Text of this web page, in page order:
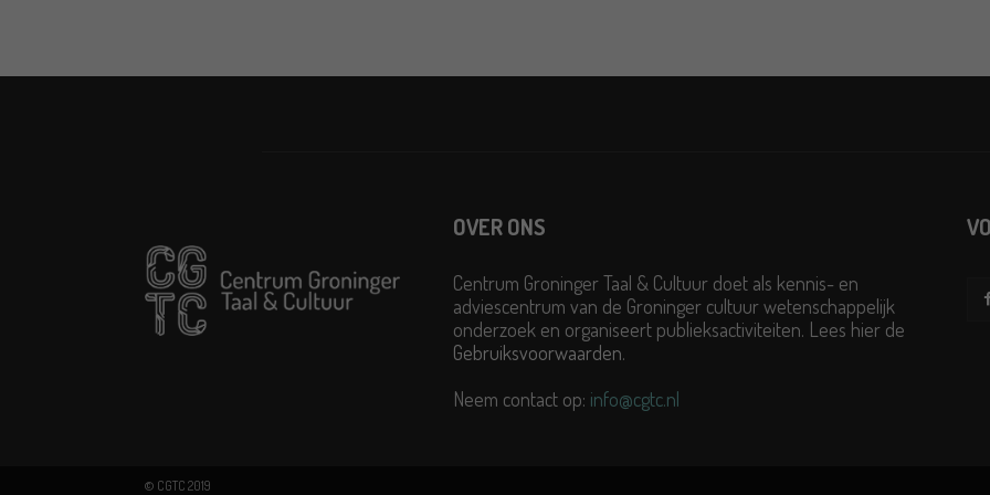
OVER ONS
Centrum Groninger Taal & Cultuur doet als kennis- en
adviescentrum van de Groninger cultuur wetenschappelijk
onderzoek en organiseert publieksactiviteiten. Lees hier de
Gebruiksvoorwaarden.
Neem contact op: info@cgtc.nl
© CGTC 2019